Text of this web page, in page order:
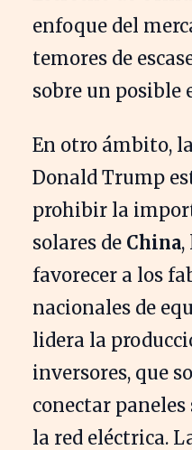
enfoque del
temores de
sobre un posible
En otro ámbito,
Donald Trump
prohibir la
solares de China,
favorecer a los
nacionales de
lidera la
inversores, que
conectar
la red eléctrica.